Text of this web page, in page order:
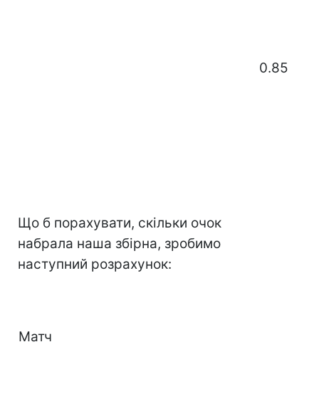
0.85
Що б порахувати, скільки очок
набрала наша збірна, зробимо
наступний розрахунок:
Матч